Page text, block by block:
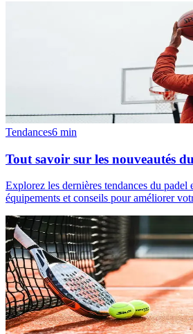
Tendances6 min
Tout savoir sur les nouveautés
Explorez les dernières tendances du padel
équipements et conseils pour améliorer